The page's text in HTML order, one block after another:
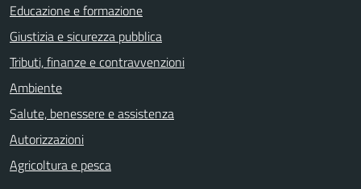
Educazione e formazione
Giustizia e sicurezza pubblica
Tributi, finanze e contravvenzioni
Ambiente
Salute, benessere e assistenza
Autorizzazioni
Agricoltura e pesca